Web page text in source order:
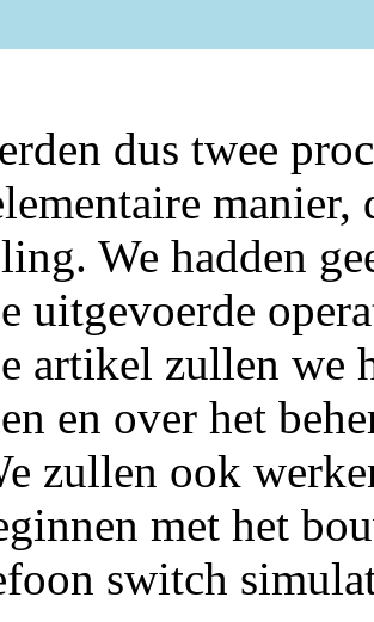
dus twee
We hadden
uitgevoerde
artikel zullen we
en over het
zullen ook
met het
switch